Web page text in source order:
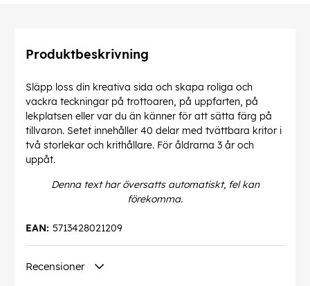
Produktbeskrivning
Släpp loss din kreativa sida och skapa roliga och
vackra teckningar på trottoaren, på uppfarten, på
lekplatsen eller var du än känner för att sätta färg på
tillvaron. Setet innehåller 40 delar med tvättbara kritor i
två storlekar och krithållare. För åldrarna 3 år och
uppåt.
Denna text har översatts automatiskt, fel kan
förekomma.
5713428021209
EAN:
Recensioner